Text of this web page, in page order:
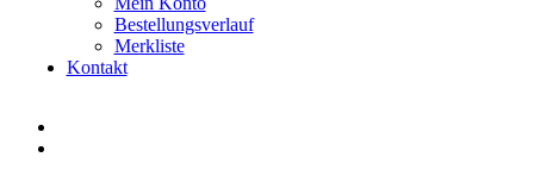
Bestellungsverlauf
Merkliste
Kontakt